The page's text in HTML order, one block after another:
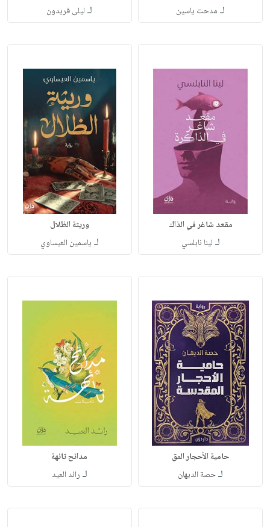
لـ مدحت ياسين لـ ليلى فريدون
مقعد شاغر في الذاك
لـ لينا نابلسي
وريثة الظلال
لـ ياسمين العيساوي
حامية الأحجار المق
لـحصة الديهان
مدائح تائهة
لـ رائد العيد